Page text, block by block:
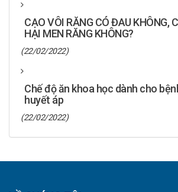
CẠO VÔI RĂNG CÓ ĐAU KHÔNG,
HẠI MEN RĂNG KHÔNG?
(22/02/2022)
Chế độ ăn khoa học dành cho
huyết áp
(22/02/2022)